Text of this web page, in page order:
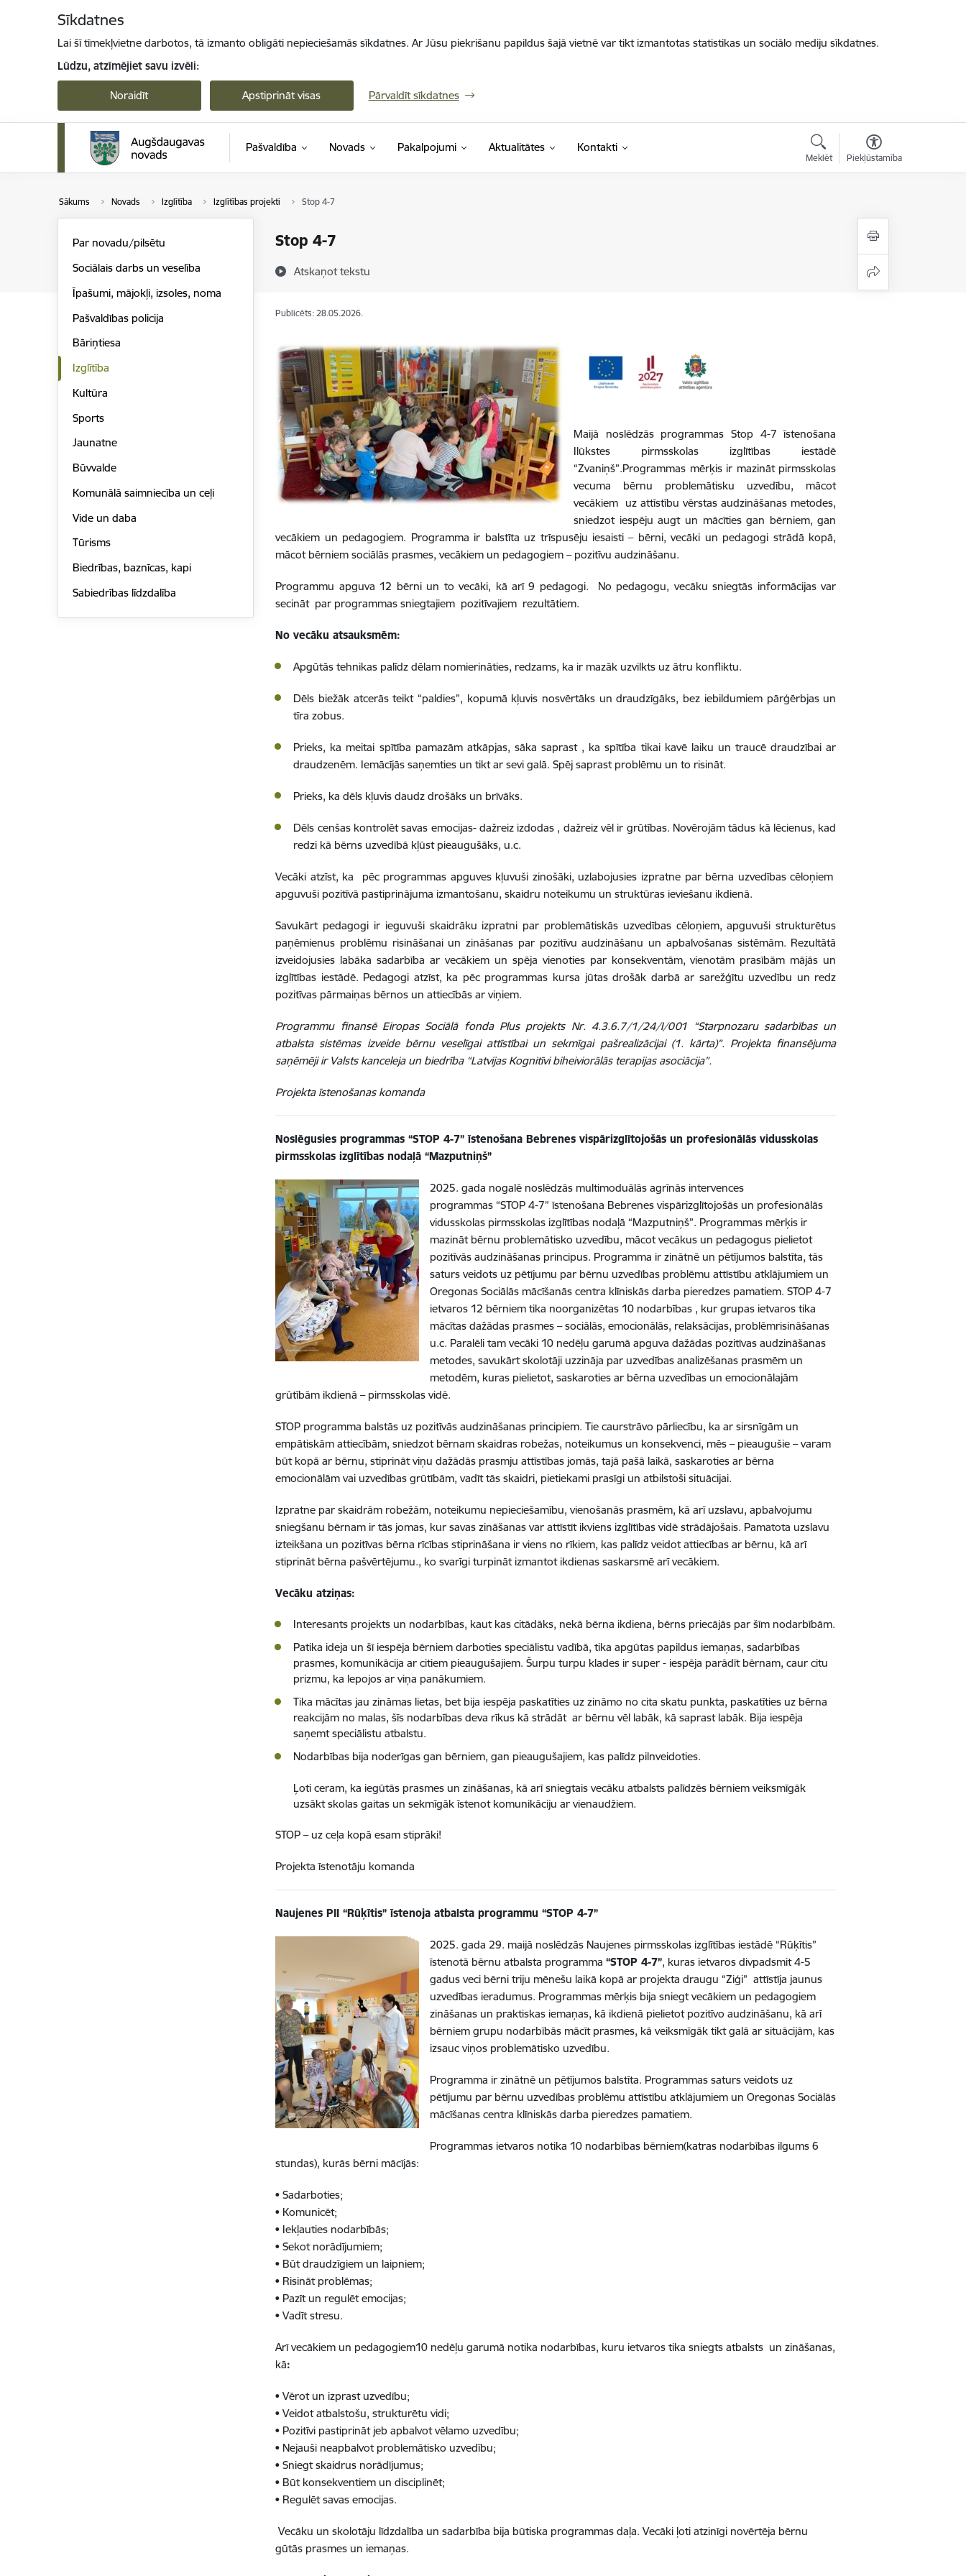
Sīkdatnes
Lai šī tīmekļvietne darbotos, tā izmanto obligāti nepieciešamās sīkdatnes. Ar Jūsu piekrišanu papildus šajā vietnē var tikt izmantotas statistikas un sociālo mediju sīkdatnes.
Lūdzu, atzīmējiet savu izvēli:
Noraidīt Apstiprināt visas Pārvaldīt sīkdatnes
Pašvaldība Novads Pakalpojumi Aktualitātes Kontakti
Meklēt Piekļūstamība
Sākums Novads Izglītība Izglītības projekti Stop 4-7
Stop 4-7
Atskaņot tekstu
Par novadu/pilsētu
Sociālais darbs un veselība
Īpašumi, mājokļi, izsoles, noma
Pašvaldības policija
Bāriņtiesa
Izglītība
Kultūra
Sports
Jaunatne
Būvvalde
Komunālā saimniecība un ceļi
Vide un daba
Tūrisms
Biedrības, baznīcas, kapi
Sabiedrības līdzdalība
Publicēts: 28.05.2026.
Maijā noslēdzās programmas Stop 4-7 īstenošana
Ilūkstes pirmsskolas izglītības iestādē
“Zvaniņš”.Programmas mērķis ir mazināt pirmsskolas
vecuma bērnu problemātisku uzvedību, mācot
vecākiem uz attīstību vērstas audzināšanas metodes,
sniedzot iespēju augt un mācīties gan bērniem, gan
vecākiem un pedagogiem. Programma ir balstīta uz trīspusēju iesaisti – bērni, vecāki un pedagogi strādā kopā,
mācot bērniem sociālās prasmes, vecākiem un pedagogiem – pozitīvu audzināšanu.
Programmu apguva 12 bērni un to vecāki, kā arī 9 pedagogi. No pedagogu, vecāku sniegtās informācijas var
secināt par programmas sniegtajiem pozitīvajiem rezultātiem.
No vecāku atsauksmēm:
Apgūtās tehnikas palīdz dēlam nomierināties, redzams, ka ir mazāk uzvilkts uz ātru konfliktu.
Dēls biežāk atcerās teikt “paldies”, kopumā kļuvis nosvērtāks un draudzīgāks, bez iebildumiem pārģērbjas un
tīra zobus.
Prieks, ka meitai spītība pamazām atkāpjas, sāka saprast , ka spītība tikai kavē laiku un traucē draudzībai ar
draudzenēm. Iemācījās saņemties un tikt ar sevi galā. Spēj saprast problēmu un to risināt.
Prieks, ka dēls kļuvis daudz drošāks un brīvāks.
Dēls cenšas kontrolēt savas emocijas- dažreiz izdodas , dažreiz vēl ir grūtības. Novērojām tādus kā lēcienus, kad
redzi kā bērns uzvedībā kļūst pieaugušāks, u.c.
Vecāki atzīst, ka pēc programmas apguves kļuvuši zinošāki, uzlabojusies izpratne par bērna uzvedības cēloņiem
apguvuši pozitīvā pastiprinājuma izmantošanu, skaidru noteikumu un struktūras ieviešanu ikdienā.
Savukārt pedagogi ir ieguvuši skaidrāku izpratni par problemātiskās uzvedības cēloņiem, apguvuši strukturētus
paņēmienus problēmu risināšanai un zināšanas par pozitīvu audzināšanu un apbalvošanas sistēmām. Rezultātā
izveidojusies labāka sadarbība ar vecākiem un spēja vienoties par konsekventām, vienotām prasībām mājās un
izglītības iestādē. Pedagogi atzīst, ka pēc programmas kursa jūtas drošāk darbā ar sarežģītu uzvedību un redz
pozitīvas pārmaiņas bērnos un attiecībās ar viņiem.
Programmu finansē Eiropas Sociālā fonda Plus projekts Nr. 4.3.6.7/1/24/I/001 “Starpnozaru sadarbības un
atbalsta sistēmas izveide bērnu veselīgai attīstībai un sekmīgai pašrealizācijai (1. kārta)”. Projekta finansējuma
saņēmēji ir Valsts kanceleja un biedrība “Latvijas Kognitīvi biheiviorālās terapijas asociācija”.
Projekta īstenošanas komanda
Noslēgusies programmas “STOP 4-7” īstenošana Bebrenes vispārizglītojošās un profesionālās vidusskolas
pirmsskolas izglītības nodaļā “Mazputniņš”
2025. gada nogalē noslēdzās multimoduālās agrīnās intervences
programmas “STOP 4-7” īstenošana Bebrenes vispārizglītojošās un profesionālās
vidusskolas pirmsskolas izglītības nodaļā “Mazputniņš”. Programmas mērķis ir
mazināt bērnu problemātisko uzvedību, mācot vecākus un pedagogus pielietot
pozitīvās audzināšanas principus. Programma ir zinātnē un pētījumos balstīta, tās
saturs veidots uz pētījumu par bērnu uzvedības problēmu attīstību atklājumiem un
Oregonas Sociālās mācīšanās centra klīniskās darba pieredzes pamatiem. STOP 4-7
ietvaros 12 bērniem tika noorganizētas 10 nodarbības , kur grupas ietvaros tika
mācītas dažādas prasmes – sociālās, emocionālās, relaksācijas, problēmrisināšanas
u.c. Paralēli tam vecāki 10 nedēļu garumā apguva dažādas pozitīvas audzināšanas
metodes, savukārt skolotāji uzzināja par uzvedības analizēšanas prasmēm un
metodēm, kuras pielietot, saskaroties ar bērna uzvedības un emocionālajām
grūtībām ikdienā – pirmsskolas vidē.
STOP programma balstās uz pozitīvās audzināšanas principiem. Tie caurstrāvo pārliecību, ka ar sirsnīgām un
empātiskām attiecībām, sniedzot bērnam skaidras robežas, noteikumus un konsekvenci, mēs – pieaugušie – varam
būt kopā ar bērnu, stiprināt viņu dažādās prasmju attīstības jomās, tajā pašā laikā, saskaroties ar bērna
emocionālām vai uzvedības grūtībām, vadīt tās skaidri, pietiekami prasīgi un atbilstoši situācijai.
Izpratne par skaidrām robežām, noteikumu nepieciešamību, vienošanās prasmēm, kā arī uzslavu, apbalvojumu
sniegšanu bērnam ir tās jomas, kur savas zināšanas var attīstīt ikviens izglītības vidē strādājošais. Pamatota uzslavu
izteikšana un pozitīvas bērna rīcības stiprināšana ir viens no rīkiem, kas palīdz veidot attiecības ar bērnu, kā arī
stiprināt bērna pašvērtējumu., ko svarīgi turpināt izmantot ikdienas saskarsmē arī vecākiem.
Vecāku atziņas:
Interesants projekts un nodarbības, kaut kas citādāks, nekā bērna ikdiena, bērns priecājās par šīm nodarbībām.
Patika ideja un šī iespēja bērniem darboties speciālistu vadībā, tika apgūtas papildus iemaņas, sadarbības
prasmes, komunikācija ar citiem pieaugušajiem. Šurpu turpu klades ir super - iespēja parādīt bērnam, caur citu
prizmu, ka lepojos ar viņa panākumiem.
Tika mācītas jau zināmas lietas, bet bija iespēja paskatīties uz zināmo no cita skatu punkta, paskatīties uz bērna
reakcijām no malas, šīs nodarbības deva rīkus kā strādāt ar bērnu vēl labāk, kā saprast labāk. Bija iespēja
saņemt speciālistu atbalstu.
Nodarbības bija noderīgas gan bērniem, gan pieaugušajiem, kas palīdz pilnveidoties.
Ļoti ceram, ka iegūtās prasmes un zināšanas, kā arī sniegtais vecāku atbalsts palīdzēs bērniem veiksmīgāk
uzsākt skolas gaitas un sekmīgāk īstenot komunikāciju ar vienaudžiem.
STOP – uz ceļa kopā esam stiprāki!
Projekta īstenotāju komanda
Naujenes PII “Rūķītis” īstenoja atbalsta programmu “STOP 4-7”
2025. gada 29. maijā noslēdzās Naujenes pirmsskolas izglītības iestādē “Rūķītis”
īstenotā bērnu atbalsta programma“STOP 4-7”, kuras ietvaros divpadsmit 4-5
gadus veci bērni triju mēnešu laikā kopā ar projekta draugu “Ziģi” attīstīja jaunus
uzvedības ieradumus. Programmas mērķis bija sniegt vecākiem un pedagogiem
zināšanas un praktiskas iemaņas, kā ikdienā pielietot pozitīvo audzināšanu, kā arī
bērniem grupu nodarbībās mācīt prasmes, kā veiksmīgāk tikt galā ar situācijām, kas
izsauc viņos problemātisko uzvedību.
Programma ir zinātnē un pētījumos balstīta. Programmas saturs veidots uz
pētījumu par bērnu uzvedības problēmu attīstību atklājumiem un Oregonas Sociālās
mācīšanas centra klīniskās darba pieredzes pamatiem.
Programmas ietvaros notika 10 nodarbības bērniem(katras nodarbības ilgums 6
stundas), kurās bērni mācījās:
• Sadarboties;
• Komunicēt;
• Iekļauties nodarbībās;
• Sekot norādījumiem;
• Būt draudzīgiem un laipniem;
• Risināt problēmas;
• Pazīt un regulēt emocijas;
• Vadīt stresu.
Arī vecākiem un pedagogiem10 nedēļu garumā notika nodarbības, kuru ietvaros tika sniegts atbalsts un zināšanas,
kā:
• Vērot un izprast uzvedību;
• Veidot atbalstošu, strukturētu vidi;
• Pozitīvi pastiprināt jeb apbalvot vēlamo uzvedību;
• Nejauši neapbalvot problemātisko uzvedību;
• Sniegt skaidrus norādījumus;
• Būt konsekventiem un disciplinēt;
• Regulēt savas emocijas.
Vecāku un skolotāju līdzdalība un sadarbība bija būtiska programmas daļa. Vecāki ļoti atzinīgi novērtēja bērnu
gūtās prasmes un iemaņas.